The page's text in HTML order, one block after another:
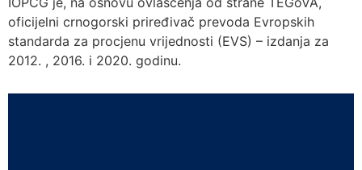
oficijelni crnogorski priređivač prevoda Evropskih
standarda za procjenu vrijednosti (EVS) – izdanja za
2012. , 2016. i 2020. godinu.